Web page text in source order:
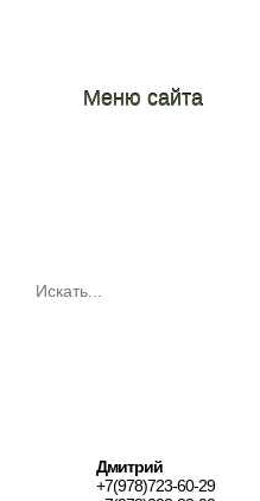
Дмитрий
+7(978)723-60-29
Меню сайта